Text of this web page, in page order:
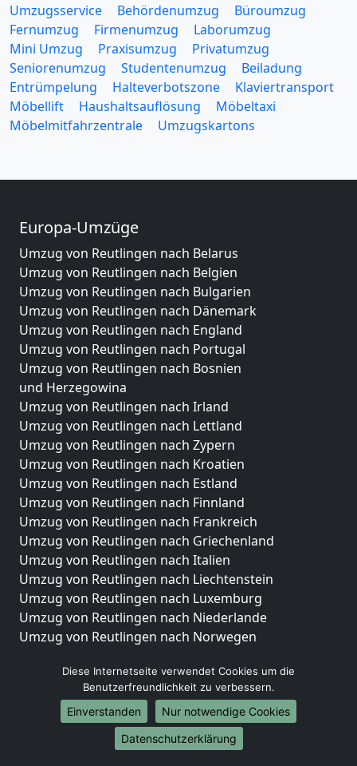
Umzugsservice Behördenumzug
Büroumzug
Fernumzug
Firmenumzug
Laborumzug
Mini Umzug
Praxisumzug
Privatumzug
Seniorenumzug
Studentenumzug
Beiladung
Entrümpelung
Halteverbotszone
Klaviertransport
Möbellift
Haushaltsauflösung
Möbeltaxi
Möbelmitfahrzentrale
Umzugskartons
Europa-Umzüge
Umzug von Reutlingen nach Belarus
Umzug von Reutlingen nach Belgien
Umzug von Reutlingen nach Bulgarien
Umzug von Reutlingen nach Dänemark
Umzug von Reutlingen nach England
Umzug von Reutlingen nach Portugal
Umzug von Reutlingen nach Bosnien
und Herzegowina
Umzug von Reutlingen nach Irland
Umzug von Reutlingen nach Lettland
Umzug von Reutlingen nach Zypern
Umzug von Reutlingen nach Kroatien
Umzug von Reutlingen nach Estland
Umzug von Reutlingen nach Finnland
Umzug von Reutlingen nach Frankreich
Umzug von Reutlingen nach Griechenland
Umzug von Reutlingen nach Italien
Umzug von Reutlingen nach Liechtenstein
Umzug von Reutlingen nach Luxemburg
Umzug von Reutlingen nach Niederlande
Umzug von Reutlingen nach Norwegen
Umzüge-Deutschlandweit
Umzug von Reutlingen nach Berlin
Umzug von Reutlingen nach Hamburg
Umzug von Reutlingen nach München
Umzug von Reutlingen nach Köln
Diese Internetseite verwendet Cookies um die
Benutzerfreundlichkeit zu verbessern.
Einverstanden
Nur notwendige Cookies
Datenschutzerklärung